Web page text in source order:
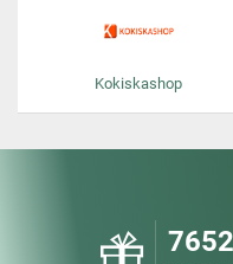
Kokiskashop
7652